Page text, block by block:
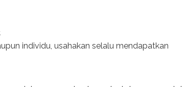
individu, usahakan selalu mendapatkan